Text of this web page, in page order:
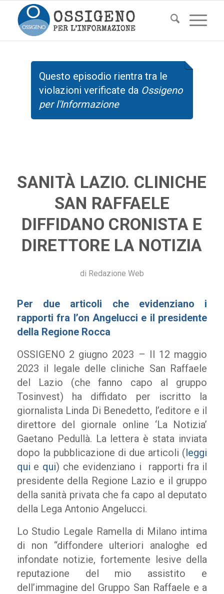
Questo episodio rientra tra le
violazioni verificate da Ossigeno
per l'Informazione
SANITÀ LAZIO. CLINICHE
SAN RAFFAELE
DIFFIDANO CRONISTA E
DIRETTORE LA NOTIZIA
di Redazione Web
Per due articoli che evidenziano i
rapporti fra l’on Angelucci e il presidente
della Regione Rocca
OSSIGENO 2 giugno 2023 – Il 12 maggio
2023 il legale delle cliniche San Raffaele
del Lazio (che fanno capo al gruppo
Tosinvest) ha diffidato per iscritto la
giornalista Linda Di Benedetto, l’editore e il
direttore del giornale online ‘La Notizia’
Gaetano Pedullà. La lettera è stata inviata
dopo la pubblicazione di due articoli (leggi
qui e qui) che evidenziano i rapporti fra il
presidente della Regione Lazio e il gruppo
della sanità privata che fa capo al deputato
della Lega Antonio Angelucci.
Lo Studio Legale Ramella di Milano intima
di non “diffondere ulteriori analoghe ed
infondate notizie, fortemente lesive della
reputazione del mio assistito e
dell’immagine del Gruppo San Raffaele e a